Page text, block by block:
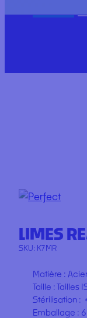
LIMES
SKU: K7MR
Matière :
Taille : Tailles
Stérilisation :
Emballage :